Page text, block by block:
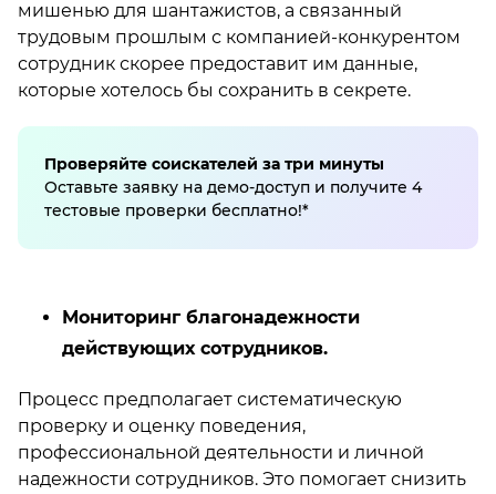
мишенью для шантажистов, а связанный
трудовым прошлым с компанией-конкурентом
сотрудник скорее предоставит им данные,
которые хотелось бы сохранить в секрете.
Проверяйте соискателей за три минуты
Оставьте заявку на демо-доступ и получите 4
тестовые проверки бесплатно!*
Мониторинг благонадежности
действующих сотрудников.
Процесс предполагает систематическую
проверку и оценку поведения,
профессиональной деятельности и личной
надежности сотрудников. Это помогает снизить